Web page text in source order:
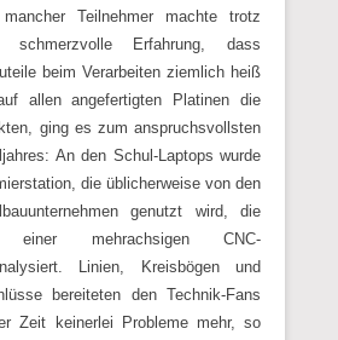
Teilnehmer machte trotz
schmerzvolle Erfahrung, dass
beim Verarbeiten ziemlich heiß
allen angefertigten Platinen die
ging es zum anspruchsvollsten
An den Schul-Laptops wurde
die üblicherweise von den
genutzt wird, die
einer mehrachsigen CNC-
Linien, Kreisbögen und
bereiteten den Technik-Fans
Zeit keinerlei Probleme mehr, so